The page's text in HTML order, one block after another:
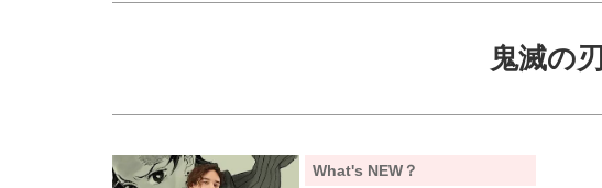
鬼滅の刃
What's NEW？